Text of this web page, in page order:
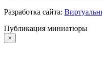
Разработка сайта:
Публикация миниатюры
×